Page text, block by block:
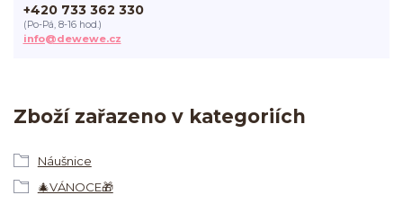
Zboží zařazeno v kategoriích
Náušnice
🎄VÁNOCE🎁
+420 733 362 330
(Po-Pá, 8-16 hod.)
info@dewewe.cz